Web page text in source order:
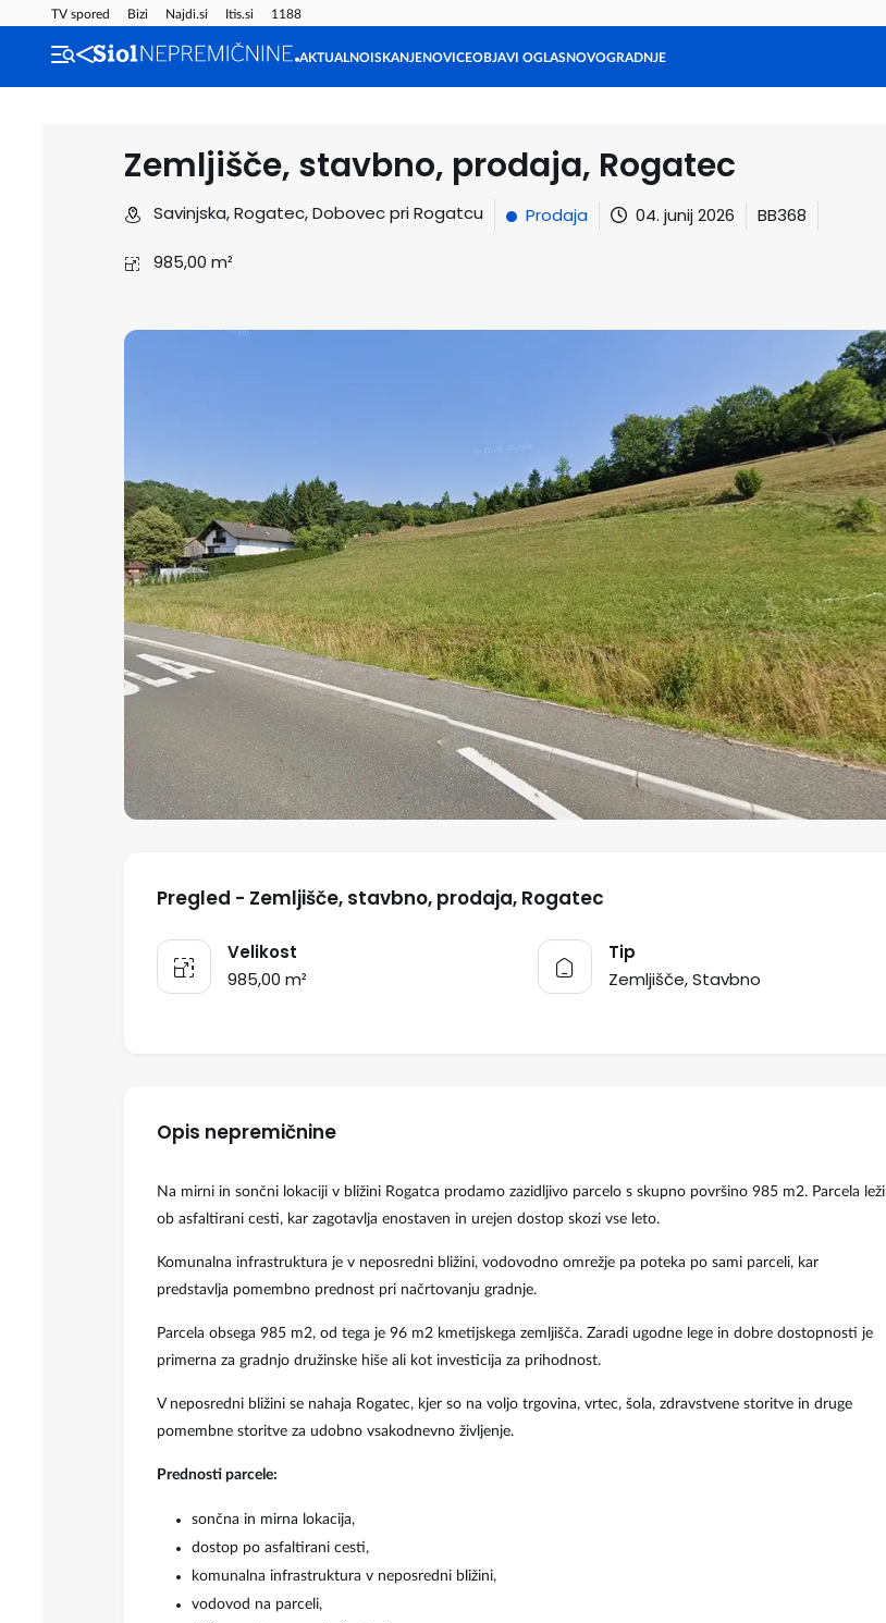
TV spored Bizi Najdi.si Itis.si 1188
AKTUALNOISKANJENOVICEOBJAVI OGLASNOVOGRADNJE
Zemljišče, stavbno, prodaja, Rogatec
Savinjska, Rogatec, Dobovec pri Rogatcu Prodaja 04. junij 2026 BB368
985,00 m²
Pregled - Zemljišče, stavbno, prodaja, Rogatec
Velikost
985,00 m²
Tip
Zemljišče, Stavbno
Opis nepremičnine
Na mirni in sončni lokaciji v bližini Rogatca prodamo zazidljivo parcelo s skupno površino 985 m2. Parcela leži
ob asfaltirani cesti, kar zagotavlja enostaven in urejen dostop skozi vse leto.
Komunalna infrastruktura je v neposredni bližini, vodovodno omrežje pa poteka po sami parceli, kar
predstavlja pomembno prednost pri načrtovanju gradnje.
Parcela obsega 985 m2, od tega je 96 m2 kmetijskega zemljišča. Zaradi ugodne lege in dobre dostopnosti je
primerna za gradnjo družinske hiše ali kot investicija za prihodnost.
V neposredni bližini se nahaja Rogatec, kjer so na voljo trgovina, vrtec, šola, zdravstvene storitve in druge
pomembne storitve za udobno vsakodnevno življenje.
Prednosti parcele:
sončna in mirna lokacija,
dostop po asfaltirani cesti,
komunalna infrastruktura v neposredni bližini,
vodovod na parceli,